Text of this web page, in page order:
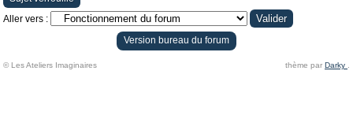
Aller vers :
Version bureau du forum
© Les Ateliers Imaginaires thème par Darky